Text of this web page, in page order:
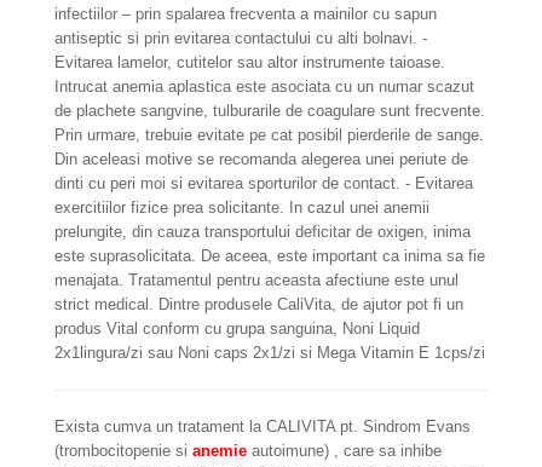
infectiilor – prin spalarea frecventa a mainilor cu sapun
antiseptic si prin evitarea contactului cu alti bolnavi. -
Evitarea lamelor, cutitelor sau altor instrumente taioase.
Intrucat anemia aplastica este asociata cu un numar scazut
de plachete sangvine, tulburarile de coagulare sunt frecvente.
Prin urmare, trebuie evitate pe cat posibil pierderile de sange.
Din aceleasi motive se recomanda alegerea unei periute de
dinti cu peri moi si evitarea sporturilor de contact. - Evitarea
exercitiilor fizice prea solicitante. In cazul unei anemii
prelungite, din cauza transportului deficitar de oxigen, inima
este suprasolicitata. De aceea, este important ca inima sa fie
menajata. Tratamentul pentru aceasta afectiune este unul
strict medical. Dintre produsele CaliVita, de ajutor pot fi un
produs Vital conform cu grupa sanguina, Noni Liquid
2x1lingura/zi sau Noni caps 2x1/zi si Mega Vitamin E 1cps/zi
Exista cumva un tratament la CALIVITA pt. Sindrom Evans
(trombocitopenie si anemie autoimune) , care sa inhibe